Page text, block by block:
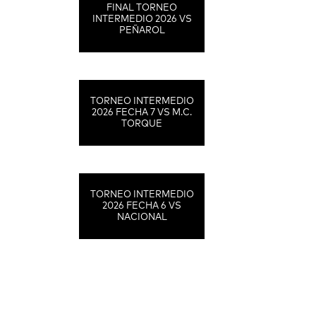
FINAL TORNEO
INTERMEDIO 2026 VS
PEÑAROL
TORNEO INTERMEDIO
2026 FECHA 7 VS M.C.
TORQUE
TORNEO INTERMEDIO
2026 FECHA 6 VS
NACIONAL